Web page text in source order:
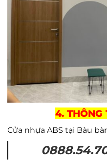
4. THÔNG
Cửa nhựa ABS tại Bàu